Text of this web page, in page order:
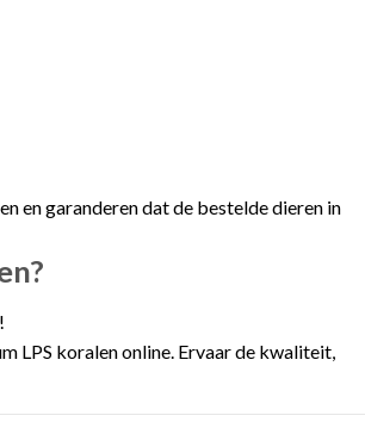
en garanderen dat de bestelde dieren in
LPS koralen online. Ervaar de kwaliteit,